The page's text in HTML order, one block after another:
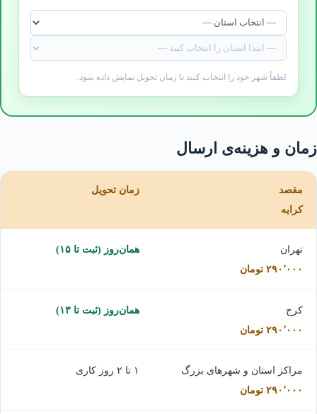
لطفاً شهر خود را انتخاب کنید تا زمان تحویل نمایش داده شود.
زمان و هزینه‌ی ارسال
مقصد زمان تحویل
کرایه
تهران همان‌روز (ثبت تا ۱۵)
۲۹۰٬۰۰۰ تومان
کرج همان‌روز (ثبت تا ۱۳)
۲۹۰٬۰۰۰ تومان
مراکز استان و شهرهای بزرگ ۱ تا ۲ روز کاری
۲۹۰٬۰۰۰ تومان